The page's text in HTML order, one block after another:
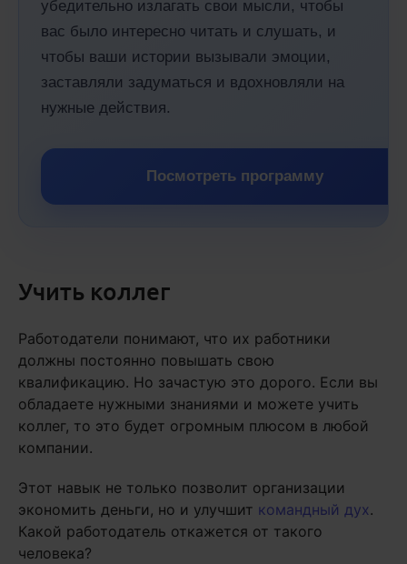
убедительно излагать свои мысли, чтобы
вас было интересно читать и слушать, и
чтобы ваши истории вызывали эмоции,
заставляли задуматься и вдохновляли на
нужные действия.
Посмотреть программу
Учить коллег
Работодатели понимают, что их работники
должны постоянно повышать свою
квалификацию. Но зачастую это дорого. Если вы
обладаете нужными знаниями и можете учить
коллег, то это будет огромным плюсом в любой
компании.
Этот навык не только позволит организации
экономить деньги, но и улучшит командный дух.
Какой работодатель откажется от такого
человека?